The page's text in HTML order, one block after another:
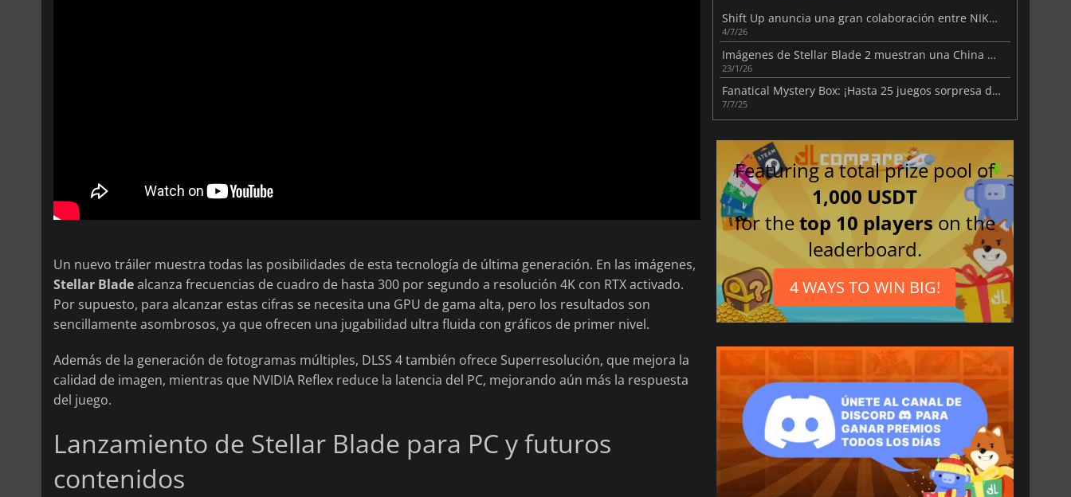
Un nuevo tráiler muestra todas las posibilidades de esta tecnología de última generación. En las imágenes,
Stellar Bladealcanza frecuencias de cuadro de hasta 300 por segundo a resolución 4K con RTX activado.
Por supuesto, para alcanzar estas cifras se necesita una GPU de gama alta, pero los resultados son
sencillamente asombrosos, ya que ofrecen una jugabilidad ultra fluida con gráficos de primer nivel.
Además de la generación de fotogramas múltiples, DLSS 4 también ofrece Superresolución, que mejora la
calidad de imagen, mientras que NVIDIA Reflex reduce la latencia del PC, mejorando aún más la respuesta
del juego.
Lanzamiento de Stellar Blade para PC y futuros
contenidos
Shift Up anuncia una gran colaboración entre NIKKE y Persona
4/7/26
Imágenes de Stellar Blade 2 muestran una China en ruinas
23/1/26
Fanatical Mystery Box: ¡Hasta 25 juegos sorpresa de Steam!
7/7/25
Featuring a total prize pool of
1,000 USDT
for thetop 10 players on the
leaderboard.
4 WAYS TO WIN BIG!